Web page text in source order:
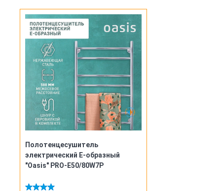
Полотенцесушитель
электрический Е-образный
"Oasis" PRO-E50/80W7P